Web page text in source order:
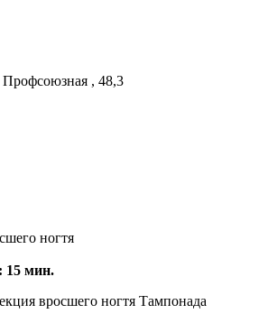
Профсоюзная , 48,3
ногтя
15 мин.
вросшего ногтя Тампонада